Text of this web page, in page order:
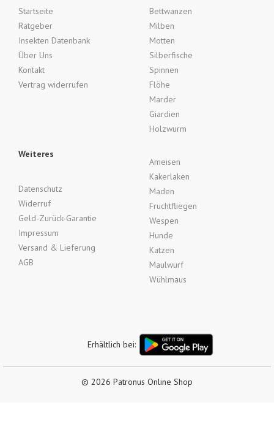
Startseite
Ratgeber
Insekten Datenbank
Über Uns
Kontakt
Vertrag widerrufen
Bettwanzen
Milben
Motten
Silberfische
Spinnen
Flöhe
Marder
Giardien
Holzwurm
Weiteres
Datenschutz
Widerruf
Geld-Zurück-Garantie
Impressum
Versand & Lieferung
AGB
Ameisen
Kakerlaken
Maden
Fruchtfliegen
Wespen
Hunde
Katzen
Maulwurf
Wühlmaus
© 2026 Patronus Online Shop
Erhältlich bei: